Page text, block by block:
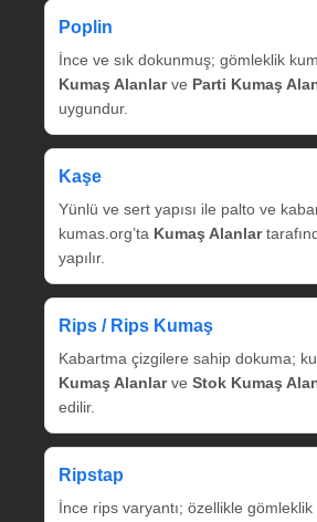
Poplin
İnce ve sık dokunmuş; gömleklik
Kumaş Alanlarve Parti Kumaş
uygundur.
Kaşe
Yünlü ve sert yapısı ile palto ve
kumas.org’ta Kumaş Alanlar
yapılır.
Rips / Rips Kumaş
Kabartma çizgilere sahip dokuma;
Kumaş Alanlarve Stok Kumaş
edilir.
Ripstap
İnce rips varyantı; özellikle